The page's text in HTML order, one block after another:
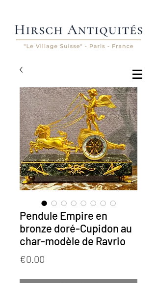
Pendule Empire en
bronze doré-Cupidon au
char-modèle de Ravrio
€0.00